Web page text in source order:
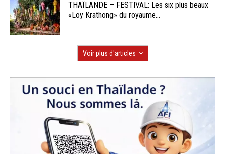
THAÏLANDE – FESTIVAL: Les six plus beaux
«Loy Krathong» du royaume...
Voir plus d'articles